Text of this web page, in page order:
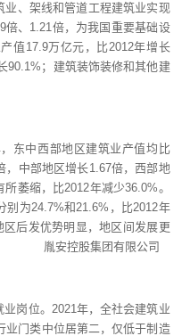
、架线和管道工程建筑业实现
倍、1.21倍，为我国重要基础设
值17.9万亿元，比2012年增长
90.1%；建筑装饰装修和其他建
东中西部地区建筑业产值均比
，中部地区增长1.67倍，西部地
萎缩，比2012年减少36.0%。
别为24.7%和21.6%，比2012年
后发优势明显，地区间发展更
团有限公司
岗位。2021年，全社会建筑业
业门类中位居第二，仅低于制造